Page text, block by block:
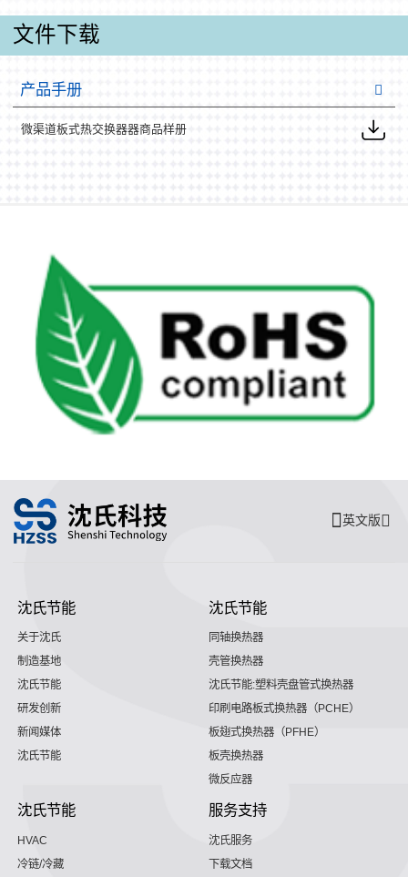
文件下载
产品手册
微渠道板式热交换器器商品样册
英文版
沈氏节能
关于沈氏
制造基地
沈氏节能
研发创新
新闻媒体
沈氏节能
沈氏节能
同轴换热器
壳管换热器
沈氏节能:塑料壳盘管式换热器
印刷电路板式换热器（PCHE）
板翅式换热器（PFHE）
板壳换热器
微反应器
沈氏节能
HVAC
冷链/冷藏
服务支持
沈氏服务
下载文档